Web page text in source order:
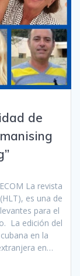
de
La revista
es una de
para el
La edición del
en la
en…